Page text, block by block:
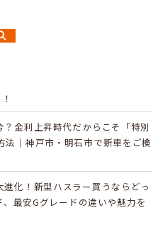
？金利上昇時代だからこそ「特別
法｜神戸市・明石市で新車をご検
進化！新型ハスラー買うならどっ
、最安Gグレードの違いや魅力を